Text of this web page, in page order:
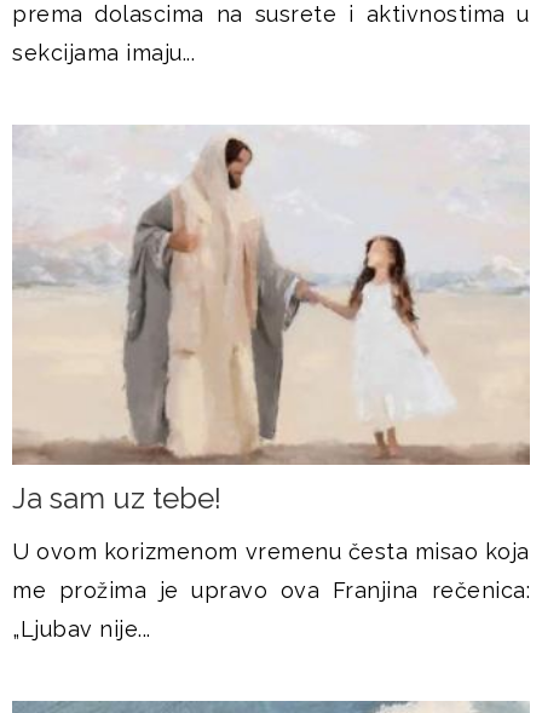
prema dolascima na susrete i aktivnostima u
sekcijama imaju...
Ja sam uz tebe!
U ovom korizmenom vremenu česta misao koja
me prožima je upravo ova Franjina rečenica:
„Ljubav nije...